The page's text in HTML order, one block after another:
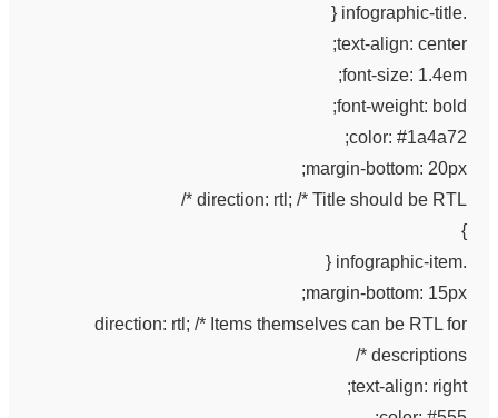
.infographic-title {
text-align: center;
font-size: 1.4em;
font-weight: bold;
color: #1a4a72;
margin-bottom: 20px;
direction: rtl; /* Title should be RTL */
}
.infographic-item {
margin-bottom: 15px;
direction: rtl; /* Items themselves can be RTL for
descriptions */
text-align: right;